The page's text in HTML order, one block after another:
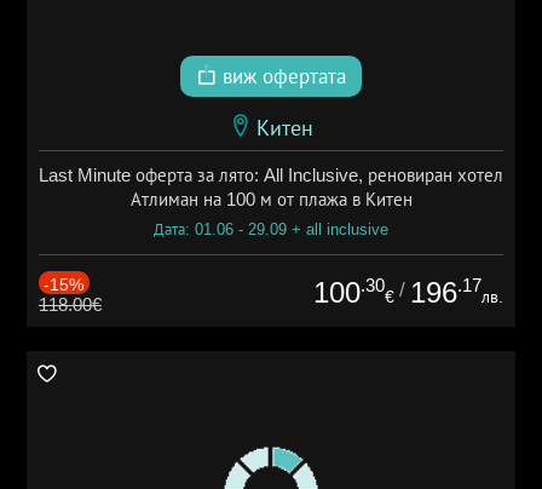
виж офертата
Китен
Last Minute оферта за лято: All Inclusive, реновиран хотел
Атлиман на 100 м от плажа в Китен
Дата: 01.06 - 29.09 + all inclusive
-15%
118.00€ 100.30
€ / 196.17
лв.